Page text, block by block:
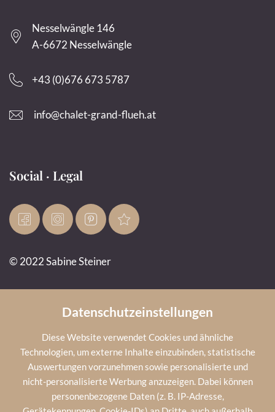
Datenschutzeinstellungen
Diese Website verwendet Cookies und ähnliche
Technologien, um externe Inhalte einzubinden, statistische
Auswertungen vorzunehmen sowie personalisierte und
nicht-personalisierte Werbung anzuzeigen. Dabei können
personenbezogene Daten (z. B. IP-Adresse,
Nesselwängle 146
A-6672 Nesselwängle
+43 (0)676 673 5787
info@chalet-grand-flueh.at
Social · Legal
© 2022 Sabine Steiner
Wetter
sonnig